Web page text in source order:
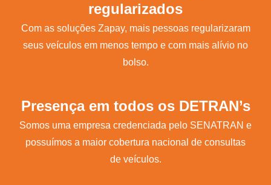
regularizados
Com as soluções Zapay, mais pessoas regularizaram
seus veículos em menos tempo e com mais alívio no
bolso.
Presença em todos os DETRAN’s
Somos uma empresa credenciada pelo SENATRAN e
possuímos a maior cobertura nacional de consultas
de veículos.